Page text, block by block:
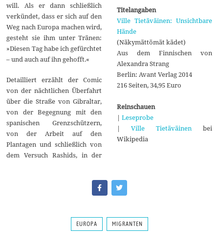
will. Als er dann schließlich
verkündet, dass er sich auf den
Weg nach Europa machen wird,
gesteht sie ihm unter Tränen:
»Diesen Tag habe ich gefürchtet
– und auch auf ihn gehofft.«
Detailliert erzählt der Comic
von der nächtlichen Überfahrt
über die Straße von Gibraltar,
von der Begegnung mit den
spanischen Grenzschützern,
von der Arbeit auf den
Plantagen und schließlich von
dem Versuch Rashids, in der
Titelangaben
Ville Tietäväinen: Unsichtbare
Hände
(Näkymättömät kädet)
Aus dem Finnischen von
Alexandra Strang
Berlin: Avant Verlag 2014
216 Seiten, 34,95 Euro
Reinschauen
| Leseprobe
| Ville Tietäväinen bei
Wikipedia
EUROPA MIGRANTEN